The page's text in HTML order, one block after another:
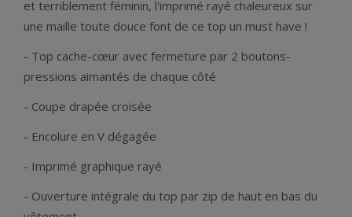
et terriblement féminin, l'imprimé rayé chaleureux sur
une maille toute douce font de ce top un must have !
- Top cache-cœur avec fermeture par 2 boutons-
pressions aimantés de chaque côté
- Coupe drapée croisée
- Encolure en V dégagée
- Imprimé graphique rayé
- Ouverture intégrale du top par zip de haut en bas du